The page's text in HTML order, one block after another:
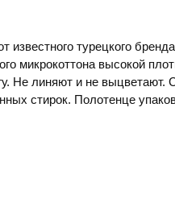
известного турецкого бренда
микрокоттона высокой
Не линяют и не
стирок. Полотенце